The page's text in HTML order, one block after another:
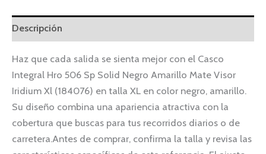
Descripción
Haz que cada salida se sienta mejor con el Casco
Integral Hro 506 Sp Solid Negro Amarillo Mate Visor
Iridium Xl (184076) en talla XL en color negro, amarillo.
Su diseño combina una apariencia atractiva con la
cobertura que buscas para tus recorridos diarios o de
carretera.Antes de comprar, confirma la talla y revisa las